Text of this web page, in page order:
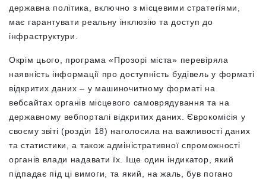
державна політика, включно з місцевими стратегіями,
має гарантувати реальну інклюзію та доступ до
інфраструктури.
Окрім цього, програма «Прозорі міста» перевіряла
наявність інформації про доступність будівель у форматі
відкритих даних – у машиночитному форматі на
вебсайтах органів місцевого самоврядування та на
державному вебпорталі відкритих даних. Єврокомісія у
своєму звіті (розділ 18) наголосила на важливості даних
та статистики, а також адміністративної спроможності
органів влади надавати їх. Іще один індикатор, який
підпадає під ці вимоги, та який, на жаль, був погано